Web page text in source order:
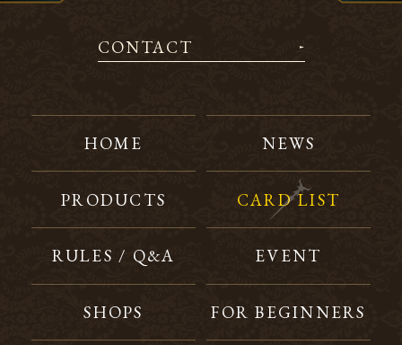
CONTACT
HOME NEWS
PRODUCTS CARD LIST
RULES / Q&A EVENT
SHOPS FOR BEGINNERS